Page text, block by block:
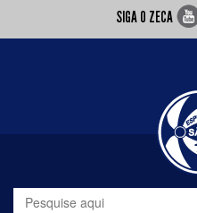
SIGA O ZECA